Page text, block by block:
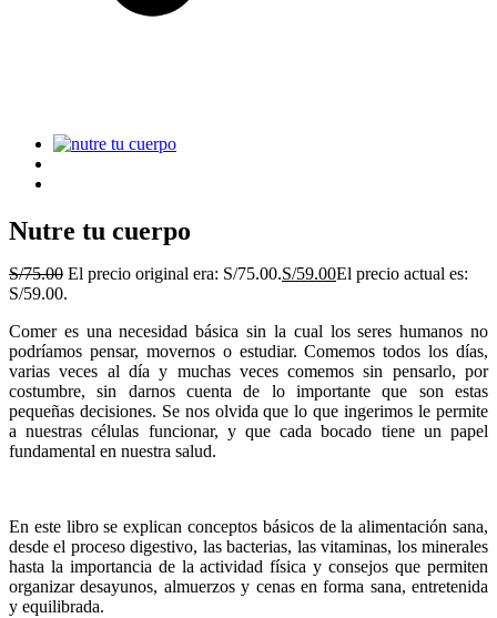
Nutre tu cuerpo
S/75.00 El precio original era: S/75.00.S/59.00El precio actual es:
S/59.00.
Comer es una necesidad básica sin la cual los seres humanos no
podríamos pensar, movernos o estudiar. Comemos todos los días,
varias veces al día y muchas veces comemos sin pensarlo, por
costumbre, sin darnos cuenta de lo importante que son estas
pequeñas decisiones. Se nos olvida que lo que ingerimos le permite
a nuestras células funcionar, y que cada bocado tiene un papel
fundamental en nuestra salud.
En este libro se explican conceptos básicos de la alimentación sana,
desde el proceso digestivo, las bacterias, las vitaminas, los minerales
hasta la importancia de la actividad física y consejos que permiten
organizar desayunos, almuerzos y cenas en forma sana, entretenida
y equilibrada.